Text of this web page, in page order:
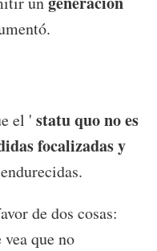
el ' statu quo no es
focalizadas y
de dos cosas:
que no